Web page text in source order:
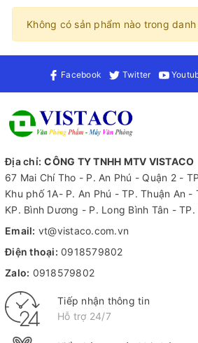
Không có sản phẩm nào trong
Facebook Twitter
Địa chỉ: CÔNG TY TNHH MTV VISTACO
67 Mai Chí Tho - P. An Phú - Quận 2 -
Khu phố 1A- P. An Phú - TP. Thuận An -
KP. Bình Dương - P. Long Bình Tân -
Email: vt@vistaco.com.vn
Điện thoại: 0918579802
Zalo: 0918579802
Tiếp nhận thông tin
Hỗ trợ 24/7